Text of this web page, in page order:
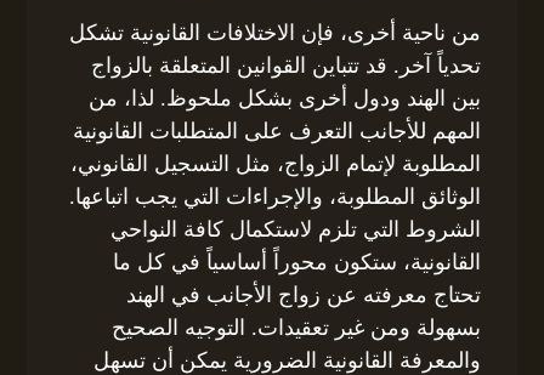
من ناحية أخرى، فإن الاختلافات القانونية تشكل
تحدياً آخر. قد تتباين القوانين المتعلقة بالزواج
بين الهند ودول أخرى بشكل ملحوظ. لذا، من
المهم للأجانب التعرف على المتطلبات القانونية
المطلوبة لإتمام الزواج، مثل التسجيل القانوني،
الوثائق المطلوبة، والإجراءات التي يجب اتباعها.
الشروط التي تلزم لاستكمال كافة النواحي
القانونية، ستكون محوراً أساسياً في كل ما
تحتاج معرفته عن زواج الأجانب في الهند
بسهولة ومن غير تعقيدات. التوجيه الصحيح
والمعرفة القانونية الضرورية يمكن أن تسهل